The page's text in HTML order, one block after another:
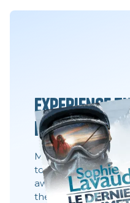
Experience
differently
Movies, books and
to share what you
away. These stories
the faces, the